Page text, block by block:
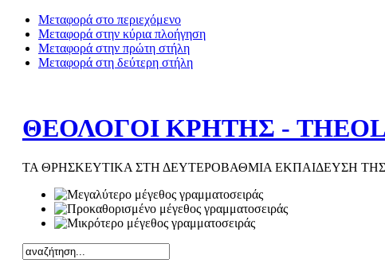
Μεταφορά στο περιεχόμενο
Μεταφορά στην κύρια πλοήγηση
Μεταφορά στην πρώτη στήλη
Μεταφορά στη δεύτερη στήλη
ΘΕΟΛΟΓΟΙ ΚΡΗΤΗΣ -
ΤΑ ΘΡΗΣΚΕΥΤΙΚΑ ΣΤΗ ΔΕΥΤΕΡΟΒΑΘΜΙΑ ΕΚΠΑΙΔΕΥΣΗ